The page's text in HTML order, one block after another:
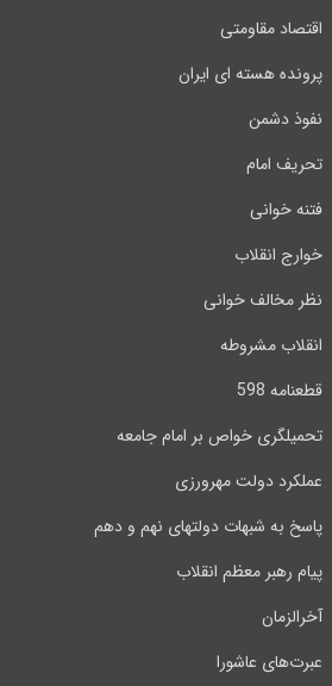
اقتصاد مقاومتی
پرونده هسته ای ایران
نفوذ دشمن
تحریف امام
فتنه خوانی
خوارج انقلاب
نظر مخالف خوانی
انقلاب مشروطه
قطعنامه 598
تحمیلگری خواص بر امام جامعه
عملکرد دولت مهرورزی
پاسخ به شبهات دولتهای نهم و دهم
پیام رهبر معظم انقلاب
آخرالزمان
عبرت‌های عاشورا